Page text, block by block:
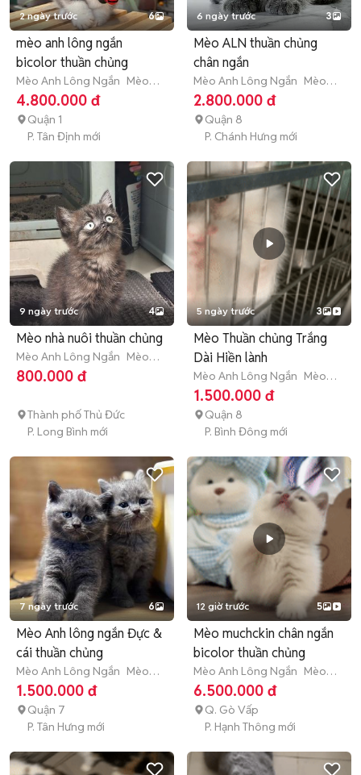
2 ngày trước 6
mèo anh lông ngắn
bicolor thuần chủng
Mèo Anh Lông Ngắn Mèo
con (dưới 3 tháng tuổi)
4.800.000 đ
Quận 1
P. Tân Định mới
6 ngày trước 3
Mèo ALN thuần chủng
chân ngắn
Mèo Anh Lông Ngắn Mèo
con (dưới 3 tháng tuổi)
2.800.000 đ
Quận 8
P. Chánh Hưng mới
9 ngày trước 4
Mèo nhà nuôi thuần chủng
Mèo Anh Lông Ngắn Mèo
con (dưới 3 tháng tuổi)
800.000 đ
Thành phố Thủ Đức
P. Long Bình mới
5 ngày trước 3
Mèo Thuần chủng Trắng
Dài Hiền lành
Mèo Anh Lông Ngắn Mèo
con (dưới 3 tháng tuổi)
1.500.000 đ
Quận 8
P. Bình Đông mới
7 ngày trước 6
Mèo Anh lông ngắn Đực &
cái thuần chủng
Mèo Anh Lông Ngắn Mèo
con (dưới 3 tháng tuổi)
1.500.000 đ
Quận 7
P. Tân Hưng mới
12 giờ trước 5
Mèo muchckin chân ngắn
bicolor thuần chủng
Mèo Anh Lông Ngắn Mèo
con (dưới 3 tháng tuổi)
6.500.000 đ
Q. Gò Vấp
P. Hạnh Thông mới